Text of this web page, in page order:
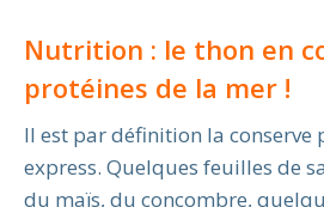
Nutrition : le thon en
protéines de la mer !
Il est par définition la conserve
express. Quelques feuilles de
du maïs, du concombre,